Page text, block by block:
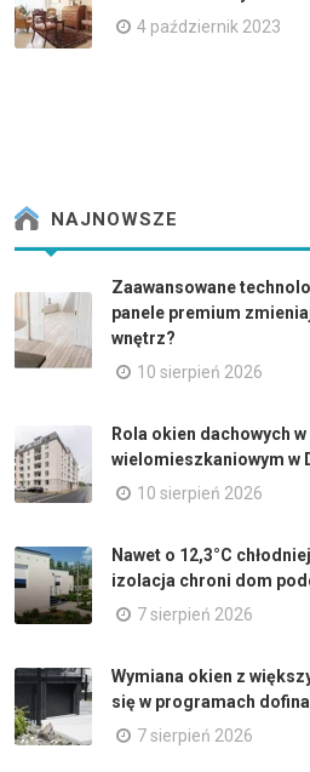
4 październik 2023
NAJNOWSZE
Zaawansowane
panele premium
wnętrz?
10 sierpień 2026
Rola okien dachowych
wielomieszkaniowym w
10 sierpień 2026
Nawet o 12,3°C
izolacja chroni dom
7 sierpień 2026
Wymiana okien z
się w programach
7 sierpień 2026